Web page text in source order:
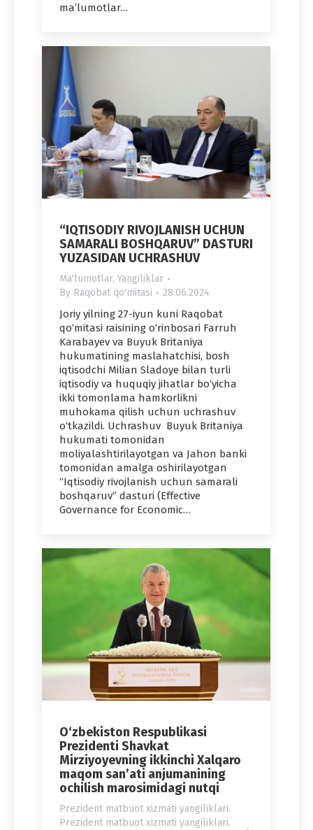
ma’lumotlar…
“IQTISODIY RIVOJLANISH UCHUN
SAMARALI BOSHQARUV” DASTURI
YUZASIDAN UCHRASHUV
Ma'lumotlar, Yangiliklar
By Raqobat qo'mitasi 28.06.2024
Joriy yilning 27-iyun kuni Raqobat
qo‘mitasi raisining o‘rinbosari Farruh
Karabayev va Buyuk Britaniya
hukumatining maslahatchisi, bosh
iqtisodchi Milian Sladoye bilan turli
iqtisodiy va huquqiy jihatlar bo‘yicha
ikki tomonlama hamkorlikni
muhokama qilish uchun uchrashuv
o‘tkazildi. Uchrashuv Buyuk Britaniya
hukumati tomonidan
moliyalashtirilayotgan va Jahon banki
tomonidan amalga oshirilayotgan
“Iqtisodiy rivojlanish uchun samarali
boshqaruv” dasturi (Effective
Governance for Economic…
O‘zbekiston Respublikasi
Prezidenti Shavkat
Mirziyoyevning ikkinchi Xalqaro
maqom san’ati anjumanining
ochilish marosimidagi nutqi
Prezident matbuot xizmati yangiliklari,
Prezident matbuot xizmati yangiliklari,